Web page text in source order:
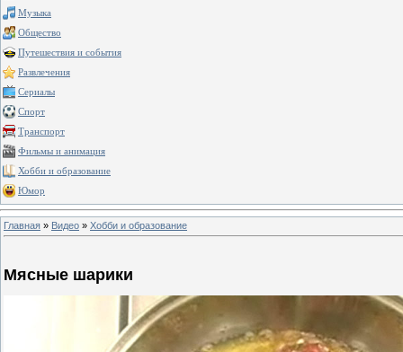
Музыка
Общество
Путешествия и события
Развлечения
Сериалы
Спорт
Транспорт
Фильмы и анимация
Хобби и образование
Юмор
Главная » Видео » Хобби и образование
Мясные шарики